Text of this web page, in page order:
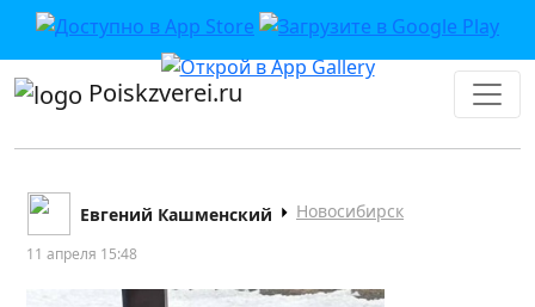
Poiskzverei.ru
Евгений Кашменский Новосибирск
11 апреля 15:48